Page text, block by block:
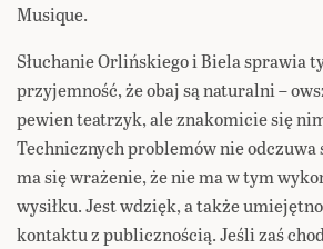
Musique.
Słuchanie Orlińskiego i Biela sprawia
przyjemność, że obaj są naturalni –
pewien teatrzyk, ale znakomicie się
Technicznych problemów nie odczuwa
ma się wrażenie, że nie ma w tym
wysiłku. Jest wdzięk, a także
kontaktu z publicznością. Jeśli zaś